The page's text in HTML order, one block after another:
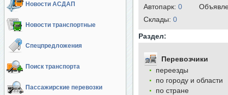
Новости АСДАП
Новости транспортные
Спецпредложения
Поиск транспорта
Пассажирские перевозки
Автопарк: 0
Cклады: 0
Раздел:
Перевозчики
переезды
по городу и области
по стране